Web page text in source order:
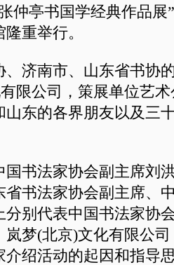
仲亭书国学经典作品展
重举行。
南市、山东省书协
限公司，策展单位艺
山东的各界朋友以及三
法家协会副主席刘
省书法家协会副主席、
分别代表中国书法家协
岚梦(北京)文化有限公
介绍活动的起因和指导